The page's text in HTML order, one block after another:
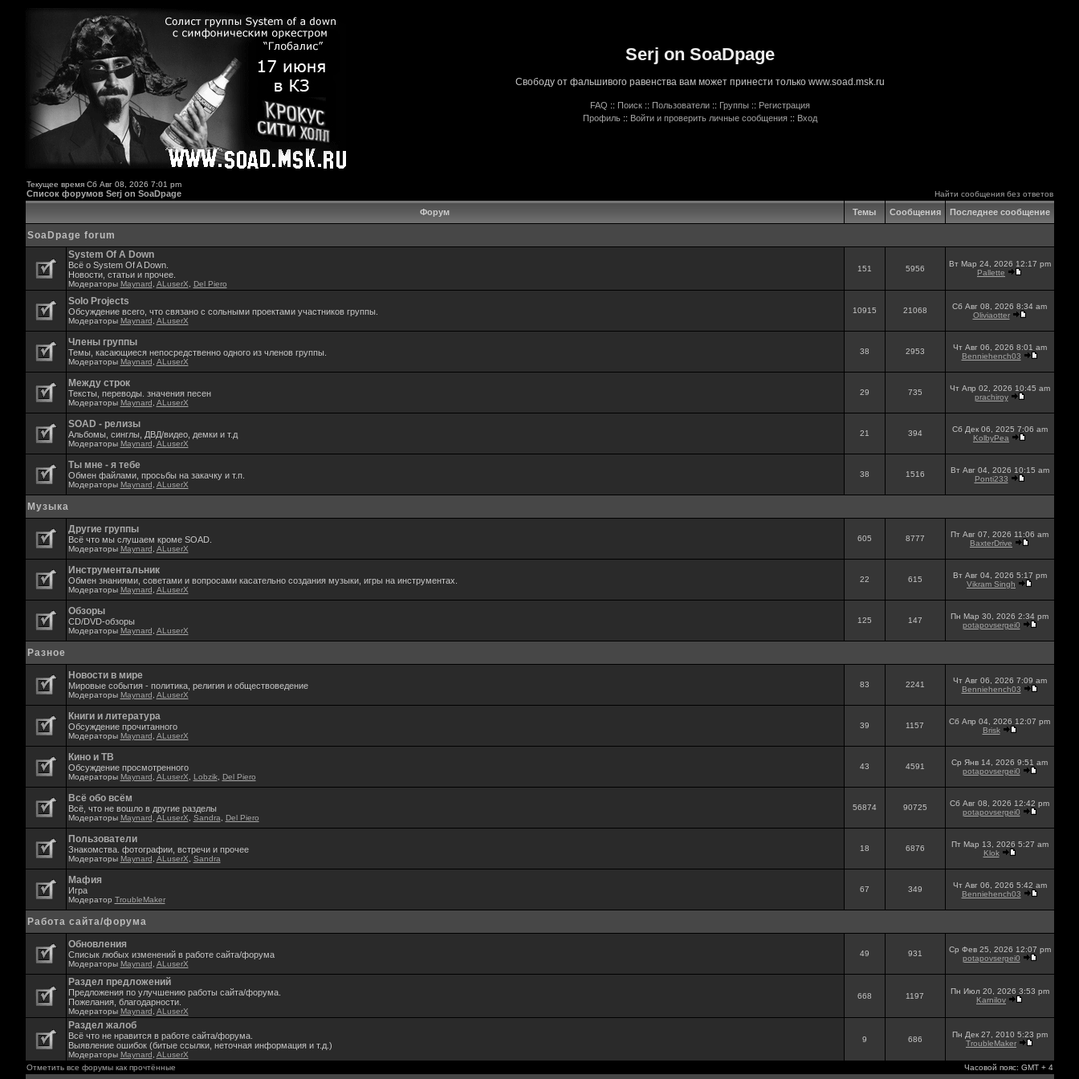
Serj on SoaDpage
Свободу от фальшивого равенства вам может принести только www.soad.msk.ru
FAQ :: Поиск :: Пользователи :: Группы :: Регистрация
Профиль :: Войти и проверить личные сообщения :: Вход
Текущее время Сб Авг 08, 2026 7:01 pm
Список форумов Serj on SoaDpage Найти сообщения без ответов
Форум Темы Сообщения Последнее сообщение
SoaDpage forum
System Of A Down
Всё о System Of A Down.
Новости, статьи и прочее.
Модераторы Maynard ALuserX Del Piero
151 5956
Вт Мар 24, 2026 12:17 pm
Pallette
Solo Projects
Обсуждение всего, что связано с сольными проектами участников группы.
Модераторы Maynard ALuserX
10915 21068
Сб Авг 08, 2026 8:34 am
Oliviaotter
Члены группы
Темы, касающиеся непосредственно одного из членов группы.
Модераторы Maynard ALuserX
38 2953
Чт Авг 06, 2026 8:01 am
Benniehench03
Между строк
Тексты, переводы. значения песен
Модераторы Maynard ALuserX
29 735
Чт Апр 02, 2026 10:45 am
prachiroy
SOAD - релизы
Альбомы, синглы, ДВД/видео, демки и т.д
Модераторы Maynard ALuserX
21 394
Сб Дек 06, 2025 7:06 am
KolbyPea
Ты мне - я тебе
Обмен файлами, просьбы на закачку и т.п.
Модераторы Maynard ALuserX
38 1516
Вт Авг 04, 2026 10:15 am
Ponti233
Музыка
Другие группы
Всё что мы слушаем кроме SOAD.
Модераторы Maynard ALuserX
605 8777
Пт Авг 07, 2026 11:06 am
BaxterDrive
Инструментальник
Обмен знаниями, советами и вопросами касательно создания музыки, игры на инструментах.
Модераторы Maynard ALuserX
22 615
Вт Авг 04, 2026 5:17 pm
Vikram Singh
Обзоры
CD/DVD-обзоры
Модераторы Maynard ALuserX
125 147
Пн Мар 30, 2026 2:34 pm
potapovsergei0
Разное
Новости в мире
Мировые события - политика, религия и обществоведение
Модераторы Maynard ALuserX
83 2241
Чт Авг 06, 2026 7:09 am
Benniehench03
Книги и литература
Обсуждение прочитанного
Модераторы Maynard ALuserX
39 1157
Сб Апр 04, 2026 12:07 pm
Brisk
Кино и ТВ
Обсуждение просмотренного
Модераторы Maynard ALuserX Lobzik, Del Piero
43 4591
Ср Янв 14, 2026 9:51 am
potapovsergei0
Всё обо всём
Всё, что не вошло в другие разделы
Модераторы Maynard ALuserX Sandra Del Piero
56874 90725
Сб Авг 08, 2026 12:42 pm
potapovsergei0
Пользователи
Знакомства. фотографии, встречи и прочее
Модераторы Maynard ALuserX Sandra
18 6876
Пт Мар 13, 2026 5:27 am
Klok
Мафия
Игра
Модератор TroubleMaker
67 349
Чт Авг 06, 2026 5:42 am
Benniehench03
Работа сайта/форума
Обновления
Списык любых изменений в работе сайта/форума
Модераторы Maynard ALuserX
49 931
Ср Фев 25, 2026 12:07 pm
potapovsergei0
Раздел предложений
Предложения по улучшению работы сайта/форума.
Пожелания, благодарности.
Модераторы Maynard ALuserX
668 1197
Пн Июл 20, 2026 3:53 pm
Karnilov
Раздел жалоб
Всё что не нравится в работе сайта/форума.
Выявление ошибок (битые ссылки, неточная информация и т.д.)
Модераторы Maynard ALuserX
9 686
Пн Дек 27, 2010 5:23 pm
TroubleMaker
Отметить все форумы как прочтённые Часовой пояс: GMT + 4